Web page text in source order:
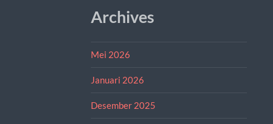
Archives
Mei 2026
Januari 2026
Desember 2025